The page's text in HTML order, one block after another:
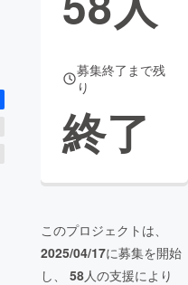
募集終了まで残
り
終了
このプロジェクトは、
2025/04/17に募集を開始
し、 58人の支援により